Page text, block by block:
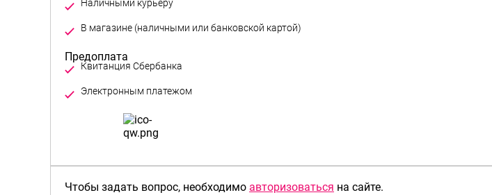
Предоплата
Чтобы задать вопрос, необходимо авторизоваться на сайте.